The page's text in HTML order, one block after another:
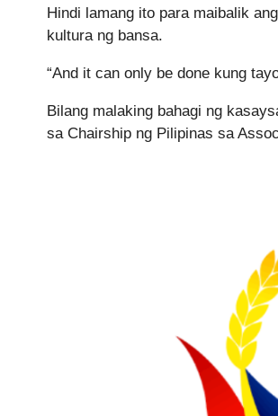
Hindi lamang ito para maibalik
kultura ng bansa.
“And it can only be done kung
Bilang malaking bahagi ng
sa Chairship ng Pilipinas sa